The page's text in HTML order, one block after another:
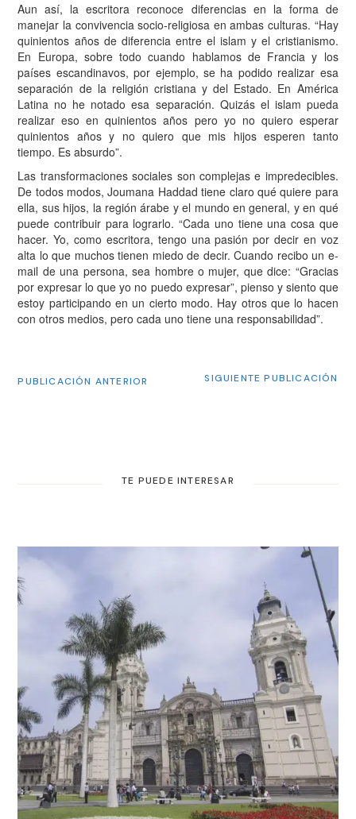
Aun así, la escritora reconoce diferencias en la forma de
manejar la convivencia socio-religiosa en ambas culturas. “Hay
quinientos años de diferencia entre el islam y el cristianismo.
En Europa, sobre todo cuando hablamos de Francia y los
países escandinavos, por ejemplo, se ha podido realizar esa
separación de la religión cristiana y del Estado. En América
Latina no he notado esa separación. Quizás el islam pueda
realizar eso en quinientos años pero yo no quiero esperar
quinientos años y no quiero que mis hijos esperen tanto
tiempo. Es absurdo”.
Las transformaciones sociales son complejas e impredecibles.
De todos modos, Joumana Haddad tiene claro qué quiere para
ella, sus hijos, la región árabe y el mundo en general, y en qué
puede contribuir para lograrlo. “Cada uno tiene una cosa que
hacer. Yo, como escritora, tengo una pasión por decir en voz
alta lo que muchos tienen miedo de decir. Cuando recibo un e-
mail de una persona, sea hombre o mujer, que dice: “Gracias
por expresar lo que yo no puedo expresar”, pienso y siento que
estoy participando en un cierto modo. Hay otros que lo hacen
con otros medios, pero cada uno tiene una responsabilidad”.
PUBLICACIÓN ANTERIOR SIGUIENTE PUBLICACIÓN
TE PUEDE INTERESAR